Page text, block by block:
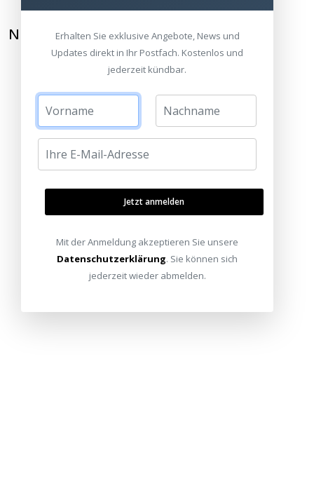
NEWSLETTER ABONNIEREN
Erhalten Sie exklusive Angebote, News und
Updates direkt in Ihr Postfach. Kostenlos und
jederzeit kündbar.
Jetzt anmelden
Mit der Anmeldung akzeptieren Sie unsere
Datenschutzerklärung. Sie können sich
jederzeit wieder abmelden.